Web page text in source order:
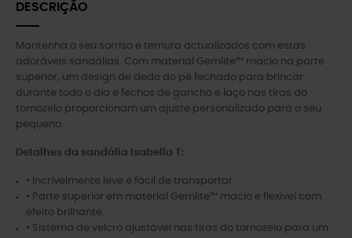
DESCRIÇÃO
Mantenha o seu sorriso e ternura actualizados com estas
adoráveis sandálias. Com material Gemlite™ macio na parte
superior, um design de dedo do pé fechado para brincar
durante todo o dia e fechos de gancho e laço nas tiras do
tornozelo proporcionam um ajuste personalizado para o seu
pequeno.
Detalhes da sandália Isabella T:
• Incrivelmente leve e fácil de transportar.
• Parte superior em material Gemlite™ macio e flexível com
efeito brilhante.
• Sistema de velcro ajustável nas tiras do tornozelo para um